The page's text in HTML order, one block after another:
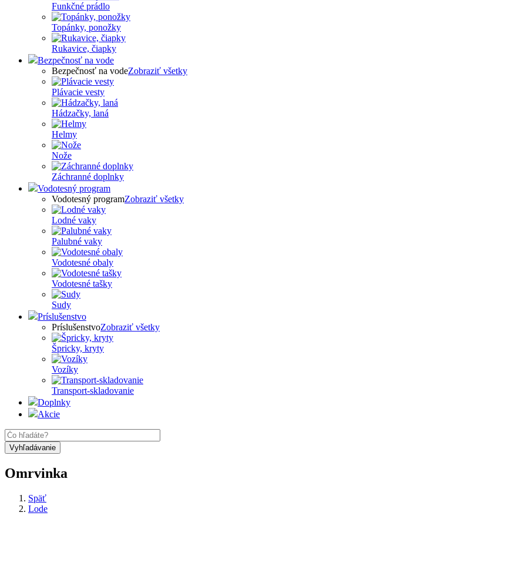
Funkčné prádlo
Topánky, ponožky
Rukavice, čiapky
Bezpečnosť na vode
Bezpečnosť na vodeZobraziť všetky
Plávacie vesty
Hádzačky, laná
Helmy
Nože
Záchranné doplnky
Vodotesný program
Vodotesný programZobraziť všetky
Lodné vaky
Palubné vaky
Vodotesné obaly
Vodotesné tašky
Sudy
Príslušenstvo
PríslušenstvoZobraziť všetky
Špricky, kryty
Vozíky
Transport-skladovanie
Doplnky
Akcie
Omrvinka
Späť
Lode